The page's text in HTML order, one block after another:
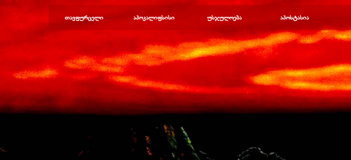
თავფურცელი აპოკალიფსისი ▼
უსჯულოება ▼
აპოსტასია